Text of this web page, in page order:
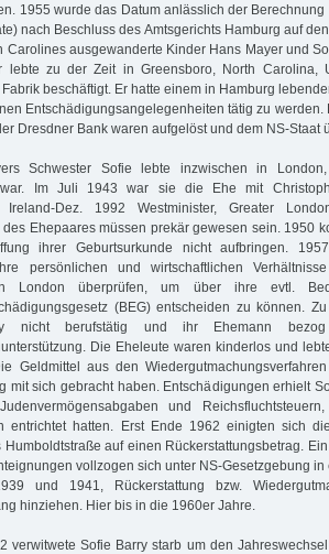
1955 wurde das Datum anlässlich der
nach Beschluss des Amtsgerichts Hamburg auf
Carolines ausgewanderte Kinder Hans Mayer und
lebte zu der Zeit in Greensboro, North Carolina,
beschäftigt. Er hatte einem in Hamburg
Entschädigungsangelegenheiten tätig zu
Dresdner Bank waren aufgelöst und dem NS-Staat
Schwester Sofie lebte inzwischen in
war. Im Juli 1943 war sie die Ehe mit
Ireland-Dez. 1992 Westminister, Greater
des Ehepaares müssen prekär gewesen sein. 1950
ihrer Geburtsurkunde nicht aufbringen.
persönlichen und wirtschaftlichen
London überprüfen, um über ihre evtl.
(BEG) entscheiden zu können.
nicht berufstätig und ihr Ehemann
Die Eheleute waren kinderlos und
Geldmittel aus den
mit sich gebracht haben. Entschädigungen erhielt
und
entrichtet hatten. Erst Ende 1962 einigten sich
Humboldtstraße auf einen Rückerstattungsbetrag.
vollzogen sich unter NS-Gesetzgebung
und 1941, Rückerstattung bzw.
hinziehen. Hier bis in die 1960er Jahre.
verwitwete Sofie Barry starb um den